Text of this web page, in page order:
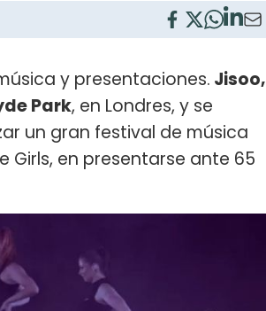
y presentaciones. Jisoo,
Park, en Londres, y se
un gran festival de música
Girls, en presentarse ante 65